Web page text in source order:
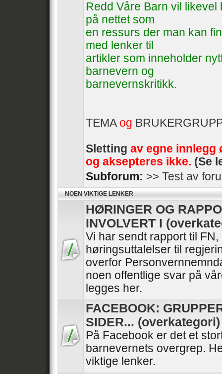
Redd Våre Barn vil
på nettet som
en ressurs der man kan
med lenker til
artikler som inneholder
barnevern og
barnevernskritikk.
TEMAog
Sletting av egne innlegg
og aksepteres ikke. (Se
Subforum: >> Test av
NOEN VIKTIGE LENKER
HØRINGER OG
INVOLVERT I
Vi har sendt rapport til
høringsuttalelser til
overfor
noen offentlige svar på
legges her.
FACEBOOK:
SIDER... (overkategori)
På Facebook er det et
barnevernets overgrep.
viktige lenker.